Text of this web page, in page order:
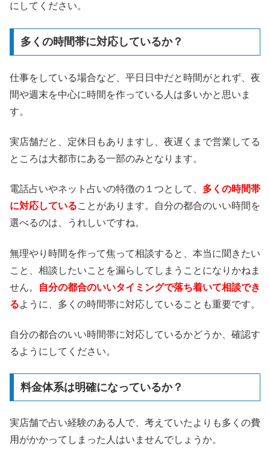
にしてください。
多くの時間帯に対応しているか？
仕事をしている場合など、平日日中だと時間がとれず、夜
間や週末を中心に時間を作っている人は多いかと思いま
す。
実店舗だと、定休日もありますし、夜遅くまで営業してる
ところは大都市にある一部のみとなります。
電話占いやネット占いの特徴の１つとして、 多くの時間帯
に対応していることがあります。自分の都合のいい時間を
選べるのは、うれしいですね。
無理やり時間を作って焦って相談すると、本当に聞きたい
こと、相談したいことを漏らしてしまうことになりかねま
せん。
自分の都合のいいタイミングで落ち着いて相談でき
るように、多くの時間帯に対応していることも重要です。
自分の都合のいい時間帯に対応しているかどうか、確認す
るようにしてください。
料金体系は明確になっているか？
実店舗で占い経験のある人で、考えていたよりも多くの費
用がかかってしまった人はいませんでしょうか。